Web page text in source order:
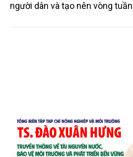
người dân và tạo nên vòng
chén, dĩa... từ mo cau đã được